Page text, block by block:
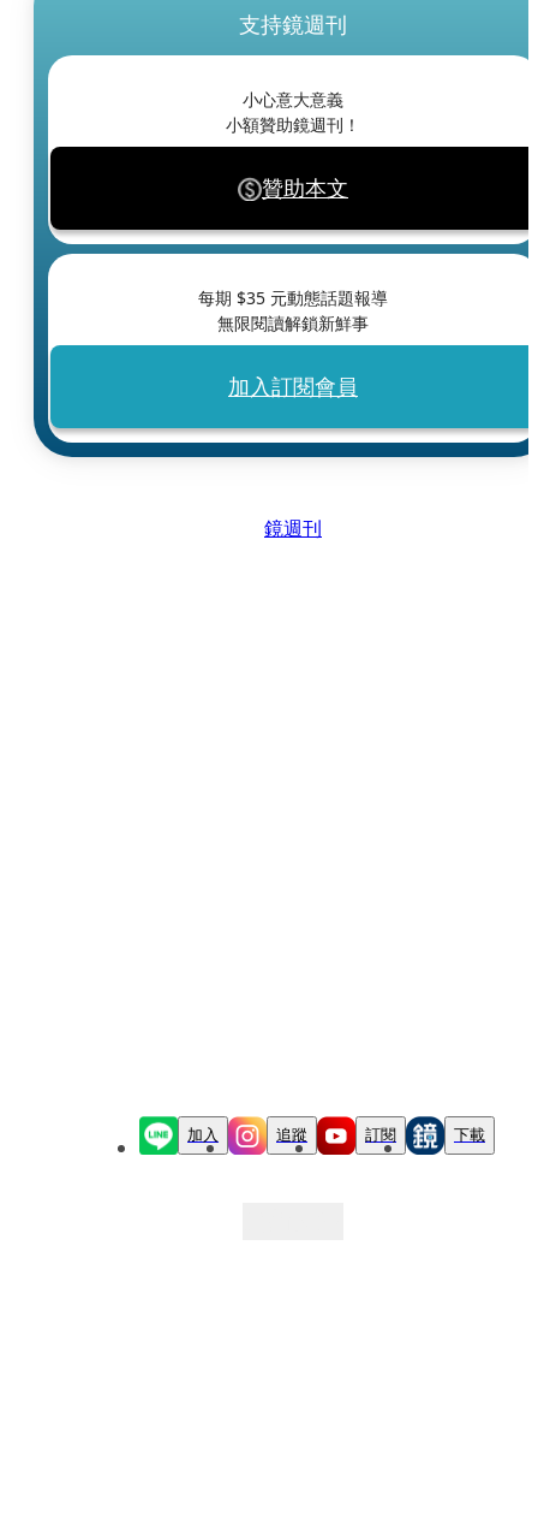
支持鏡週刊
小心意大意義
小額贊助鏡週刊！
贊助本文
每期 $35 元動態話題報導
無限閱讀解鎖新鮮事
加入訂閱會員
鏡週刊
加入 追蹤 訂閱 下載